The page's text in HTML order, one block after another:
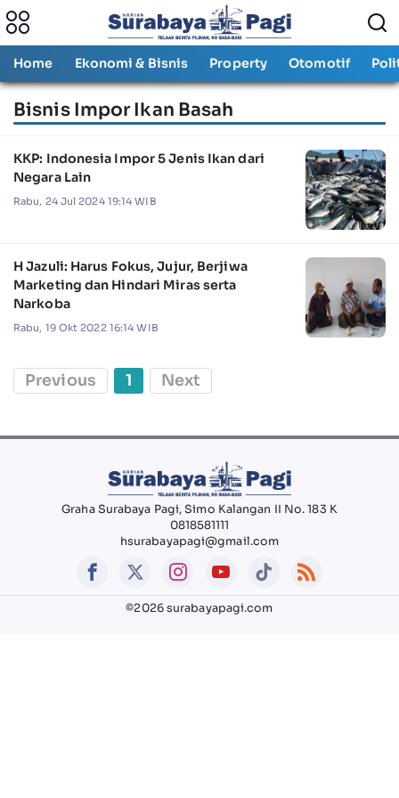
Home Ekonomi & Bisnis Property Otomotif
Bisnis Impor Ikan Basah
KKP: Indonesia Impor 5 Jenis Ikan dari
Negara Lain
Rabu, 24 Jul 2024 19:14 WIB
H Jazuli: Harus Fokus, Jujur, Berjiwa
Marketing dan Hindari Miras serta
Narkoba
Rabu, 19 Okt 2022 16:14 WIB
Previous 1 Next
Graha Surabaya Pagi, Simo Kalangan II No. 183 K
0818581111
hsurabayapagi@gmail.com
©2026 surabayapagi.com